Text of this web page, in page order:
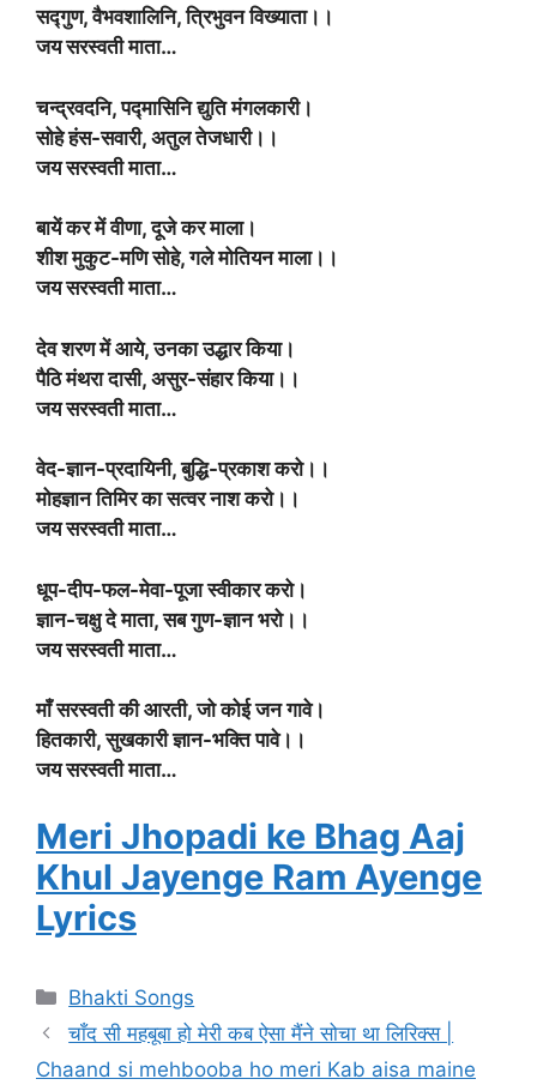
सद्गुण, वैभवशालिनि, त्रिभुवन विख्याता।।
जय सरस्वती माता…
चन्द्रवदनि, पद्मासिनि द्युति मंगलकारी।
सोहे हंस-सवारी, अतुल तेजधारी।।
जय सरस्वती माता…
बायें कर में वीणा, दूजे कर माला।
शीश मुकुट-मणि सोहे, गले मोतियन माला।।
जय सरस्वती माता…
देव शरण में आये, उनका उद्धार किया।
पैठि मंथरा दासी, असुर-संहार किया।।
जय सरस्वती माता…
वेद-ज्ञान-प्रदायिनी, बुद्धि-प्रकाश करो।।
मोहज्ञान तिमिर का सत्वर नाश करो।।
जय सरस्वती माता…
धूप-दीप-फल-मेवा-पूजा स्वीकार करो।
ज्ञान-चक्षु दे माता, सब गुण-ज्ञान भरो।।
जय सरस्वती माता…
माँ सरस्वती की आरती, जो कोई जन गावे।
हितकारी, सुखकारी ज्ञान-भक्ति पावे।।
जय सरस्वती माता…
Meri Jhopadi ke Bhag Aaj
Khul Jayenge Ram Ayenge
Lyrics
Categories
Bhakti Songs
चाँद सी महबूबा हो मेरी कब ऐसा मैंने सोचा था लिरिक्स |
Chaand si mehbooba ho meri Kab aisa maine